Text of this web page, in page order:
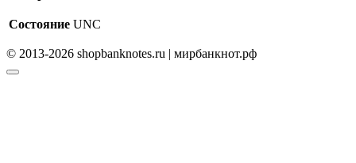
Состояние UNC
© 2013-2026 shopbanknotes.ru | мирбанкнот.рф